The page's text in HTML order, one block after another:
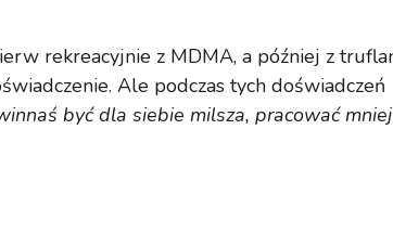
rekreacyjnie z MDMA, a później z
Ale podczas tych doświadczeń
być dla siebie milsza, pracować mniej